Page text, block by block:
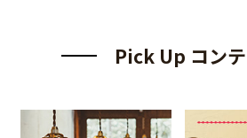
Pick Up コン